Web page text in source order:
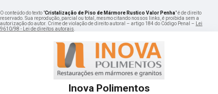
O conteúdo do texto "Cristalização de Piso de Mármore Rustico Valor Penha" é de direito
reservado. Sua reprodução, parcial ou total, mesmo citando nossos links, é proibida sem a
autorização do autor. Crime de violação de direito autoral – artigo 184 do Código Penal –
Lei
9610/98 - Lei de direitos autorais
Inova Polimentos